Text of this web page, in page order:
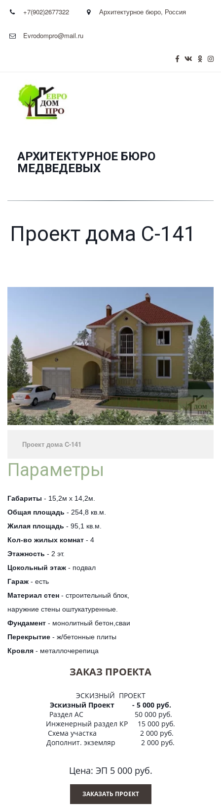
+7(902)2677322 Архитектурное бюро, Россия
Evrodompro@mail.ru
АРХИТЕКТУРНОЕ БЮРО
­МЕДВЕДЕВЫХ
Проект дома C-141
Проект дома C-141
Параметры
Габариты - 15,2м х 14,2м.
Общая площадь - 254,8 кв.м.
Жилая площадь - 95,1 кв.м.
Кол-во жилых комнат - 4
Этажность - 2 эт.
Цокольный этаж - подвал
Гараж - есть
Материал стен - строительный блок,
наружние стены оштукатуренные.
Фундамент - монолитный бетон,сваи
Перекрытие - ж/бетонные плиты
Кровля - металлочерепица
ЗАКАЗ ПРОЕКТА
ЭСКИЗНЫЙ ПРОЕКТ
Эскизный Проект - 5 000 руб.
Раздел АС 50 000 руб.
Инженерный раздел КР 15 000 руб.
Схема участка 2 000 руб.
Дополнит. экземляр 2 000 руб.
Цена: ЭП 5 000 руб.
ЗАКАЗАТЬ ПРОЕКТ